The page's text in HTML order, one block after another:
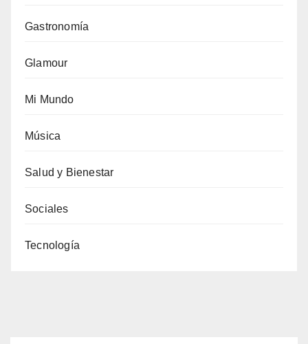
Gastronomía
Glamour
Mi Mundo
Música
Salud y Bienestar
Sociales
Tecnología